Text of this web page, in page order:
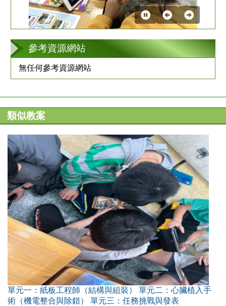
參考資源網站
無任何參考資源網站
類似教案
單元一：紙板工程師（結構與組裝） 單元二：心臟植入手
術（機電整合與除錯） 單元三：任務挑戰與發表